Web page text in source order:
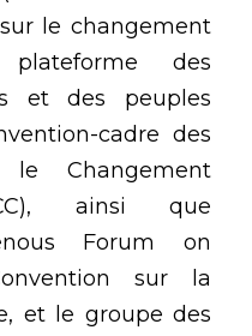
le changement
des
et des peuples
cadre des
Changement
ainsi que
Forum on
sur la
et le groupe des